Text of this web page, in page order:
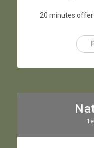
20 minutes